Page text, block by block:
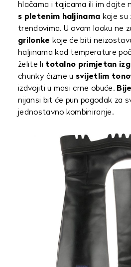
hlačama i tajicama ili im dajte
s pletenim haljinama koje su
trendovima. U ovom looku ne
grilonke koje će biti
haljinama kad temperature
želite li totalno primjetan
chunky čizme u svijetlim
izdvojiti u masi crne obuće.
nijansi bit će pun pogodak za
jednostavno kombiniranje.